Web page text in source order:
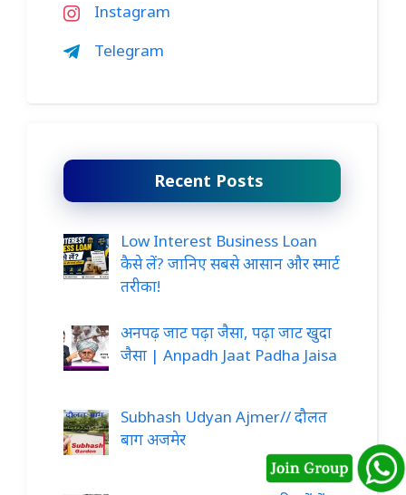
Instagram
Telegram
Recent Posts
Low Interest Business Loan
कैसे लें? जानिए सबसे आसान और स्मार्ट
तरीका!
अनपढ़ जाट पढ़ा जैसा, पढ़ा जाट खुदा
जैसा | Anpadh Jaat Padha Jaisa
Subhash Udyan Ajmer// दौलत
बाग अजमेर